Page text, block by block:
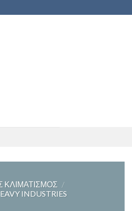
ΚΛΙΜΑΤΙΣΜΌΣ /
INDUSTRIES